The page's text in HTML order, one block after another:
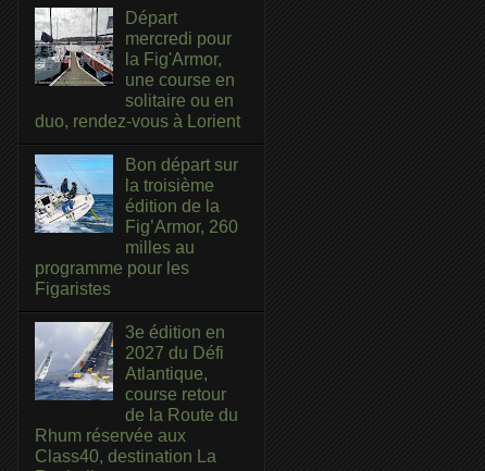
Départ
mercredi pour
la Fig'Armor,
une course en
solitaire ou en
duo, rendez-vous à Lorient
Bon départ sur
la troisième
édition de la
Fig’Armor, 260
milles au
programme pour les
Figaristes
3e édition en
2027 du Défi
Atlantique,
course retour
de la Route du
Rhum réservée aux
Class40, destination La